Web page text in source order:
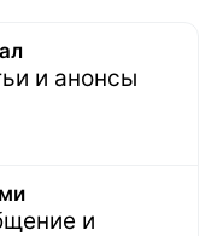
и анонсы
и